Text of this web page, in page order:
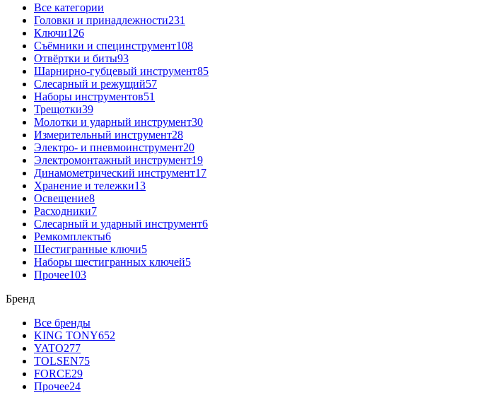
Все категории
Головки и принадлежности231
Ключи126
Съёмники и специнструмент108
Отвёртки и биты93
Шарнирно-губцевый инструмент85
Слесарный и режущий57
Наборы инструментов51
Трещотки39
Молотки и ударный инструмент30
Измерительный инструмент28
Электро- и пневмоинструмент20
Электромонтажный инструмент19
Динамометрический инструмент17
Хранение и тележки13
Освещение8
Расходники7
Слесарный и ударный инструмент6
Ремкомплекты6
Шестигранные ключи5
Наборы шестигранных ключей5
Прочее103
Бренд
Все бренды
KING TONY652
YATO277
TOLSEN75
FORCE29
Прочее24